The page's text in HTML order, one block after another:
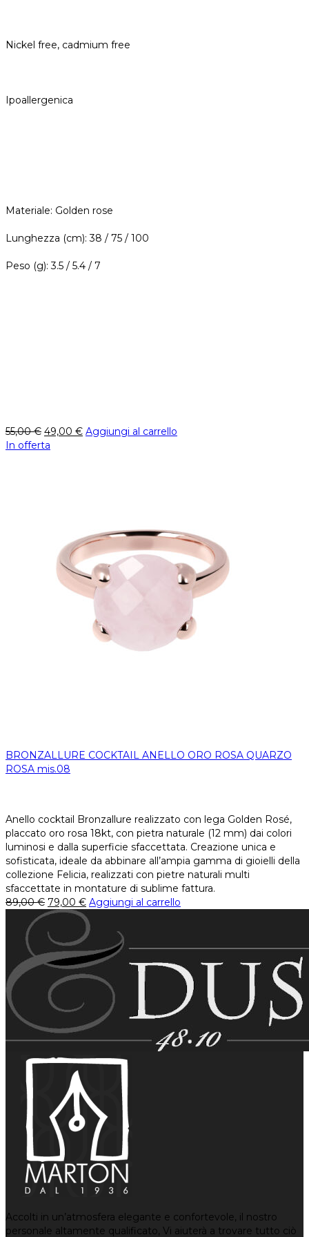
Nickel free, cadmium free
Ipoallergenica
Materiale: Golden rose
Lunghezza (cm): 38 / 75 / 100
Peso (g): 3.5 / 5.4 / 7
55,00€ 49,00 € Aggiungi al carrello
In offerta
BRONZALLURE COCKTAIL ANELLO ORO ROSA QUARZO
ROSA mis.08
Anello cocktail Bronzallure realizzato con lega Golden Rosé,
placcato oro rosa 18kt, con pietra naturale (12 mm) dai colori
luminosi e dalla superficie sfaccettata. Creazione unica e
sofisticata, ideale da abbinare all’ampia gamma di gioielli della
collezione Felicia, realizzati con pietre naturali multi
sfaccettate in montature di sublime fattura.
89,00€ 79,00 € Aggiungi al carrello
Accolti in un’atmosfera elegante e confortevole, il nostro
personale altamente qualificato, Vi aiuterà a trovare tutto ciò